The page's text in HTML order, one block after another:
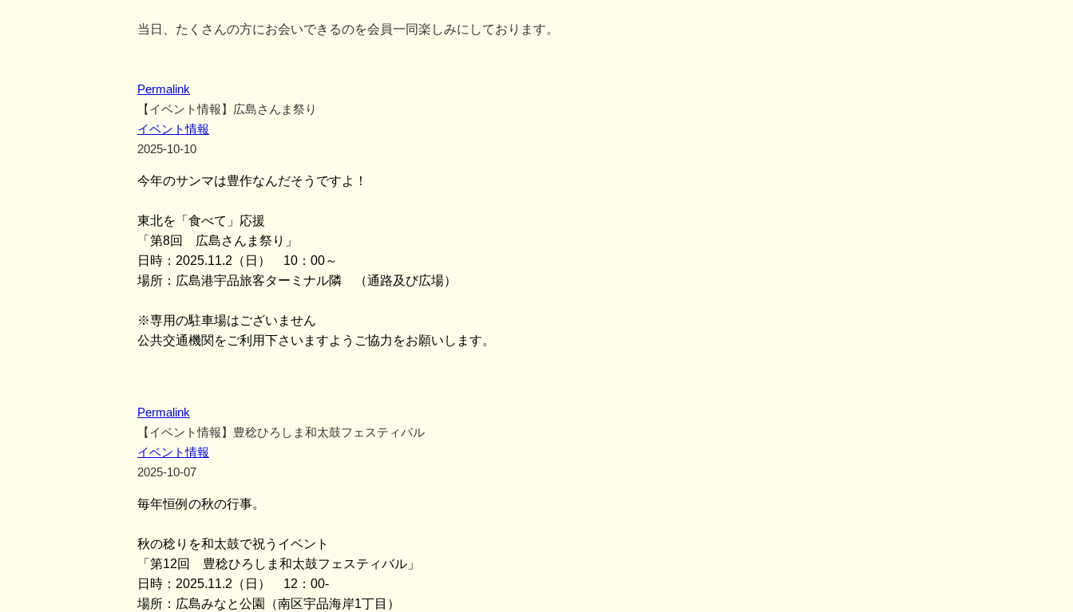
当日、たくさんの方にお会いできるのを会員一同楽しみにしております。
Permalink
【イベント情報】広島さんま祭り
イベント情報
2025-10-10
今年のサンマは豊作なんだそうですよ！
東北を「食べて」応援
「第8回 広島さんま祭り」
日時：2025.11.2（日） 10：00～
場所：広島港宇品旅客ターミナル隣 （通路及び広場）
※専用の駐車場はございません
公共交通機関をご利用下さいますようご協力をお願いします。
Permalink
【イベント情報】豊稔ひろしま和太鼓フェスティバル
イベント情報
2025-10-07
毎年恒例の秋の行事。
秋の稔りを和太鼓で祝うイベント
「第12回 豊稔ひろしま和太鼓フェスティバル」
日時：2025.11.2（日） 12：00-
場所：広島みなと公園（南区宇品海岸1丁目）